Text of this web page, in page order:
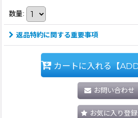
数量:
返品特約に関する重要事項
カートに入れる【
お問い合わせ
お気に入り登録